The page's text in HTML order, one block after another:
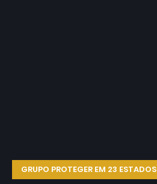
GRUPO PROTEGER EM 23 ESTADOS